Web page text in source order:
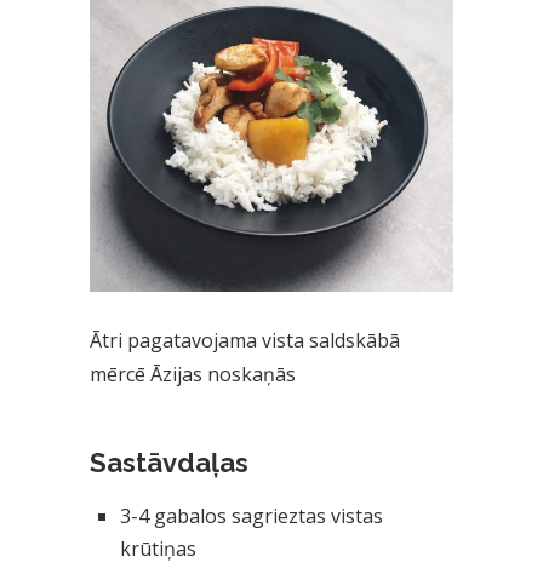
Ātri pagatavojama vista saldskābā
mērcē Āzijas noskaņās
Sastāvdaļas
3-4 gabalos sagrieztas vistas
krūtiņas